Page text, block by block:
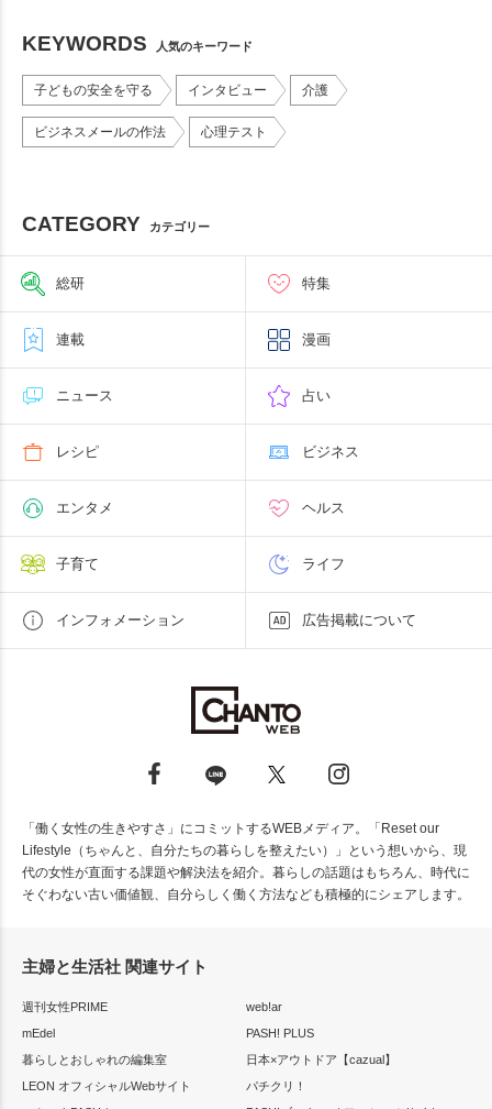
KEYWORDS 人気のキーワード
子どもの安全を守る インタビュー 介護
ビジネスメールの作法 心理テスト
CATEGORY カテゴリー
総研 特集
連載 漫画
ニュース 占い
レシピ ビジネス
エンタメ ヘルス
子育て ライフ
インフォメーション 広告掲載について
「働く女性の生きやすさ」にコミットするWEBメディア。「Reset our
Lifestyle（ちゃんと、自分たちの暮らしを整えたい）」という想いから、現
代の女性が直面する課題や解決法を紹介。暮らしの話題はもちろん、時代に
そぐわない古い価値観、自分らしく働く方法なども積極的にシェアします。
主婦と生活社 関連サイト
週刊女性PRIME
web!ar
mEdel
PASH! PLUS
暮らしとおしゃれの編集室
日本×アウトドア【cazual】
LEON オフィシャルWebサイト
パチクリ！